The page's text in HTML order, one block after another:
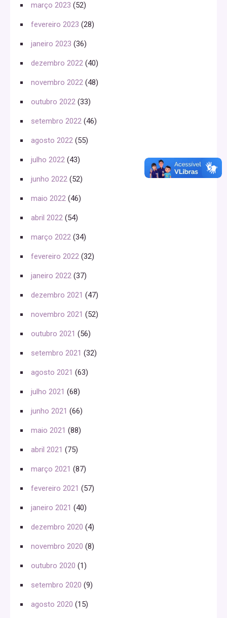
março 2023 (52)
fevereiro 2023 (28)
janeiro 2023 (36)
dezembro 2022 (40)
novembro 2022 (48)
outubro 2022 (33)
setembro 2022 (46)
agosto 2022 (55)
julho 2022 (43)
junho 2022 (52)
maio 2022 (46)
abril 2022 (54)
março 2022 (34)
fevereiro 2022 (32)
janeiro 2022 (37)
dezembro 2021 (47)
novembro 2021 (52)
outubro 2021 (56)
setembro 2021 (32)
agosto 2021 (63)
julho 2021 (68)
junho 2021 (66)
maio 2021 (88)
abril 2021 (75)
março 2021 (87)
fevereiro 2021 (57)
janeiro 2021 (40)
dezembro 2020 (4)
novembro 2020 (8)
outubro 2020 (1)
setembro 2020 (9)
agosto 2020 (15)